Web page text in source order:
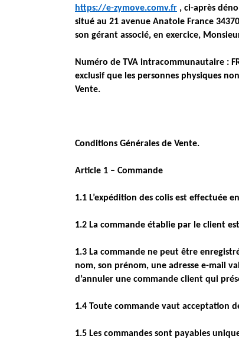
https://e-zymove.comv.fr , ci-après
situé au 21 avenue Anatole France
son gérant associé, en exercice,
Numéro de TVA intracommunautaire :
exclusif que les personnes physiques
Vente.
Conditions Générales de Vente.
Article 1 – Commande
1.1 L’expédition des colis est effectuée
1.2 La commande établie par le client
1.3 La commande ne peut être
nom, son prénom, une adresse e-mail
d’annuler une commande client qui
1.4 Toute commande vaut acceptation
1.5 Les commandes sont payables